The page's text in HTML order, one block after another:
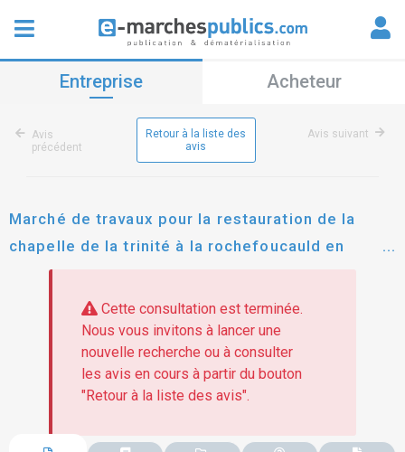
Entreprise Acheteur
Avis
précédent
Retour à la liste des
avis
Avis suivant
Marché de travaux pour la restauration de la
chapelle de la trinité à la rochefoucauld en
angoumois
Cette consultation est terminée.
Nous vous invitons à lancer une
nouvelle recherche ou à consulter
les avis en cours à partir du bouton
"Retour à la liste des avis".